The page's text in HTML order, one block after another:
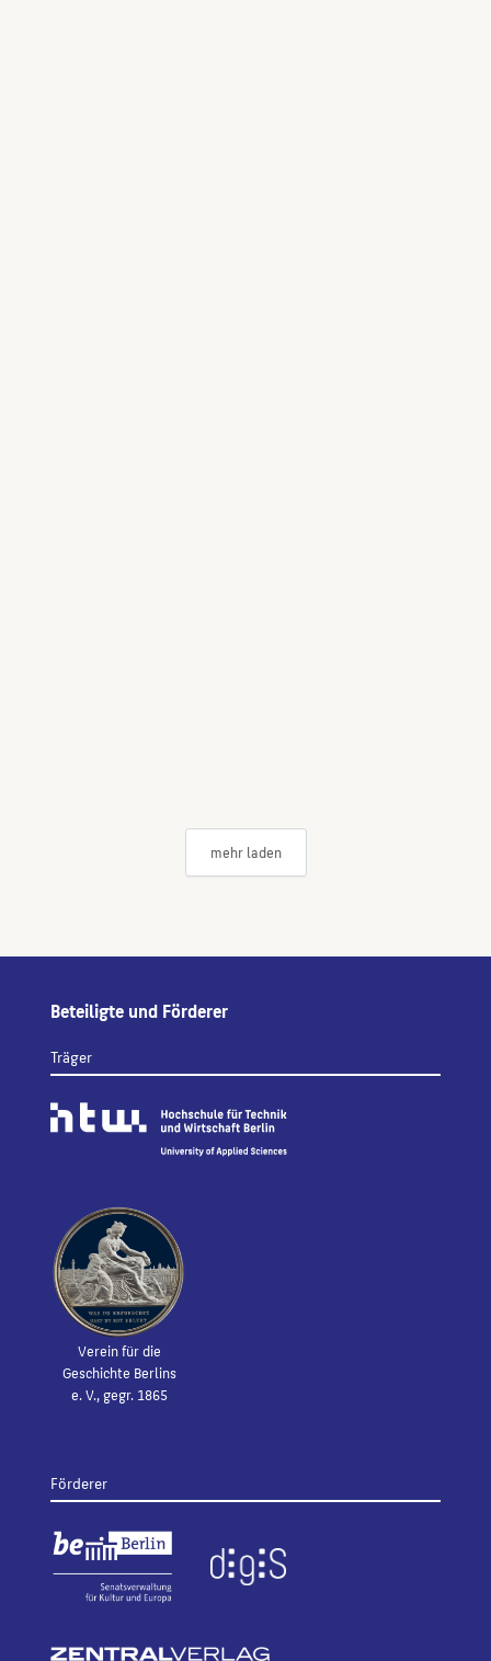
mehr laden
Beteiligte und Förderer
Träger
Verein für die
Geschichte Berlins
e. V., gegr. 1865
Förderer